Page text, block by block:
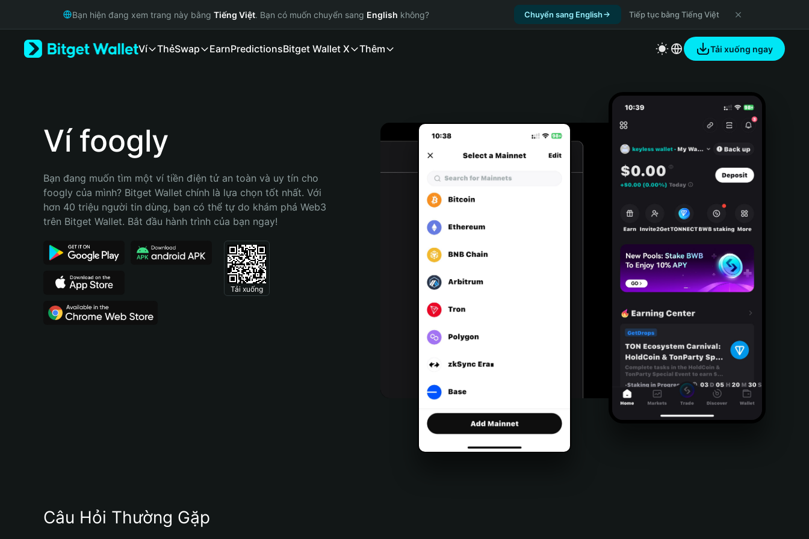
Русский
Bahasa Indonesia
Português (Brasil)
Bạn hiện đang xem trang này bằng Tiếng Việt. Bạn có muốn chuyển sang English không? Chuyển sang English Tiếp tục bằng Tiếng Việt
Ví ThẻSwap EarnPredictionsBitget Wallet X Thêm Tải xuống ngay
Ví foogly
Bạn đang muốn tìm một ví tiền điện tử an toàn và uy tín cho
foogly của mình? Bitget Wallet chính là lựa chọn tốt nhất. Với
hơn 40 triệu người tin dùng, bạn có thể tự do khám phá Web3
trên Bitget Wallet. Bắt đầu hành trình của bạn ngay!
Tải xuống
Câu Hỏi Thường Gặp